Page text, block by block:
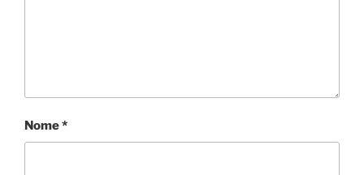
Nome*